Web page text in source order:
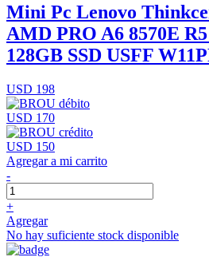
Mini Pc Lenovo
AMD PRO A6 8570E
128GB SSD USFF
USD 198
USD 170
USD 150
Agregar a mi carrito
-
+
Agregar
No hay suficiente stock disponible